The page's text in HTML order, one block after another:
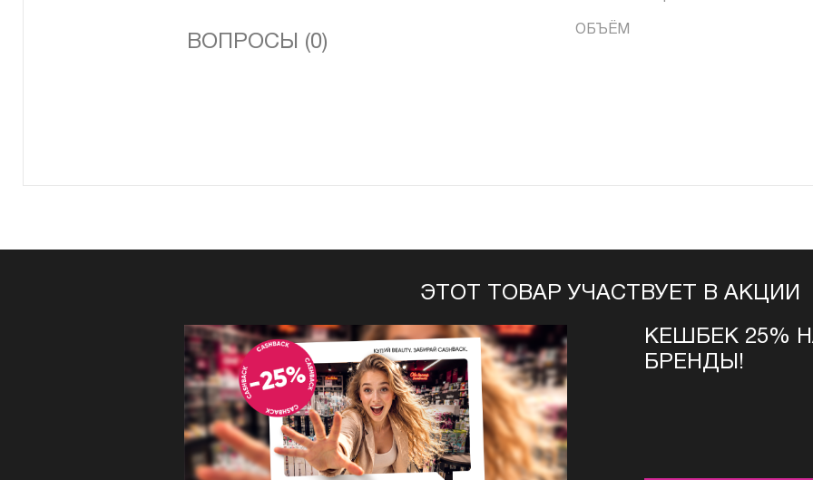
ВОПРОСЫ (0)
ОБЪЁМ
ЭТОТ ТОВАР УЧАСТВУЕТ В АКЦИИ
КЕШБЕК 25%
БРЕНДЫ!